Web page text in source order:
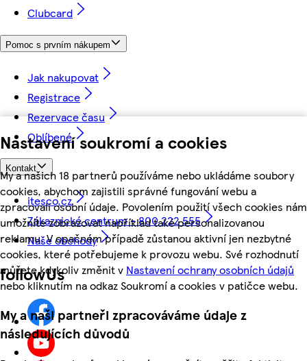
Nastavení soukromí a cookies
My a našich 18 partnerů používáme nebo ukládáme soubory
cookies, abychom zajistili správné fungování webu a
zpracovali osobní údaje. Povolením použití všech cookies nám
umožníte zobrazovat například také personalizovanou
reklamu. V opačném případě zůstanou aktivní jen nezbytné
cookies, které potřebujeme k provozu webu. Své rozhodnutí
můžete kdykoliv změnit v Nastavení ochrany osobních údajů
nebo kliknutím na odkaz Soukromí a cookies v patičce webu.
My a naši partneři zpracováváme údaje z
následujících důvodů
Clubcard
Pomoc s prvním nákupem
Jak nakupovat
Registrace
Rezervace času
Oblíbené
Kontakt
itesco.cz
Zákaznické centrum - 800 222 555
Naše obchody
followUs